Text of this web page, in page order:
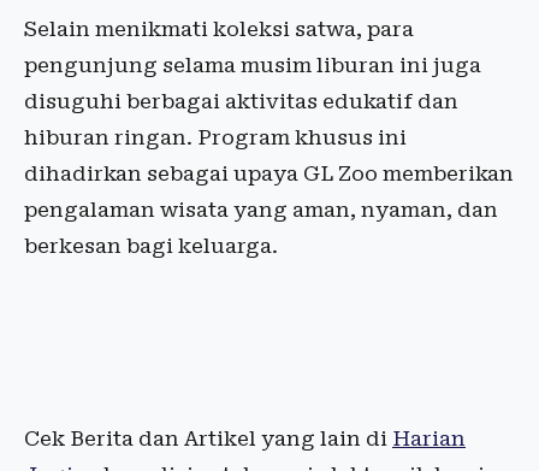
Selain menikmati koleksi satwa, para
pengunjung selama musim liburan ini juga
disuguhi berbagai aktivitas edukatif dan
hiburan ringan. Program khusus ini
dihadirkan sebagai upaya GL Zoo memberikan
pengalaman wisata yang aman, nyaman, dan
berkesan bagi keluarga.
Cek Berita dan Artikel yang lain di Harian